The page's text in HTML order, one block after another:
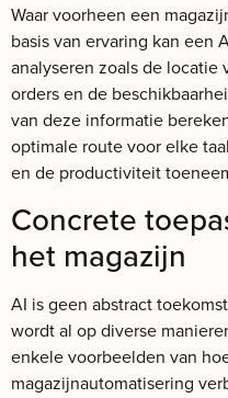
Waar voorheen een
basis van ervaring kan een
analyseren zoals de locatie
orders en de
van deze informatie
optimale route voor elke
en de productiviteit
Concrete
het magazijn
AI is geen abstract
wordt al op diverse
enkele voorbeelden van
magazijnautomatisering